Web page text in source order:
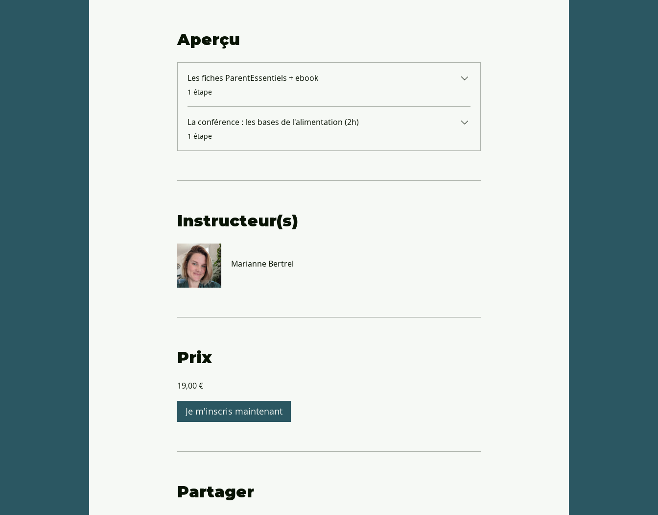
Aperçu
Les fiches ParentEssentiels + ebook
.1 étape
La conférence : les bases de l'alimentation (2h)
.1 étape
Instructeur(s)
Marianne Bertrel
Prix
19,00 €
Je m'inscris maintenant
Partager